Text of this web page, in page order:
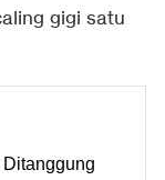
gigi satu